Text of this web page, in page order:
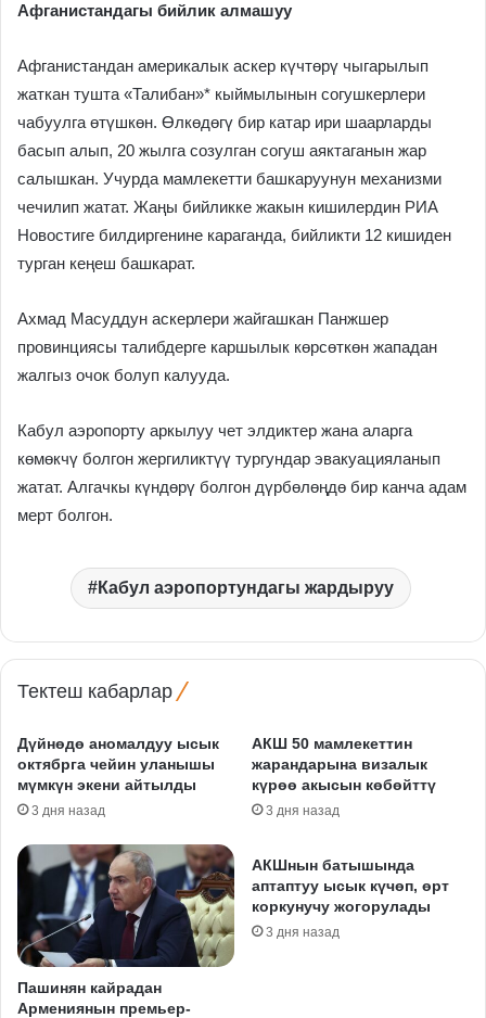
Афганистандагы бийлик алмашуу
Афганистандан америкалык аскер күчтөрү чыгарылып
жаткан тушта «Талибан»* кыймылынын согушкерлери
чабуулга өтүшкөн. Өлкөдөгү бир катар ири шаарларды
басып алып, 20 жылга созулган согуш аяктаганын жар
салышкан. Учурда мамлекетти башкаруунун механизми
чечилип жатат. Жаңы бийликке жакын кишилердин РИА
Новостиге билдиргенине караганда, бийликти 12 кишиден
турган кеңеш башкарат.
Ахмад Масуддун аскерлери жайгашкан Панжшер
провинциясы талибдерге каршылык көрсөткөн жападан
жалгыз очок болуп калууда.
Кабул аэропорту аркылуу чет элдиктер жана аларга
көмөкчү болгон жергиликтүү тургундар эвакуацияланып
жатат. Алгачкы күндөрү болгон дүрбөлөңдө бир канча адам
мерт болгон.
Кабул аэропортундагы жардыруу
Тектеш кабарлар
Дүйнөдө аномалдуу ысык
октябрга чейин уланышы
мүмкүн экени айтылды
3 дня назад
АКШ 50 мамлекеттин
жарандарына визалык
күрөө акысын көбөйттү
3 дня назад
Пашинян кайрадан
Армениянын премьер-
АКШнын батышында
аптаптуу ысык күчөп, өрт
коркунучу жогорулады
3 дня назад